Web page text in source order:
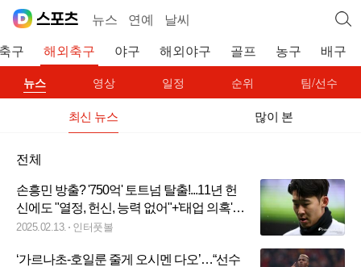
뉴스 연예 날씨
구 해외축구 야구 해외야구 골프 농구 배구
뉴스 영상 일정 순위 팀/선수
최신 뉴스 많이 본
전체
손흥민 방출? '750억' 토트넘 탈출!...11년 헌
신에도 "열정, 헌신, 능력 없어"+'태업 의혹'까
지→이럴 거면 떠나자!
2025.02.13. 인터풋볼
‘가르나초-호일룬 줄게 오시멘 다오’…“선수